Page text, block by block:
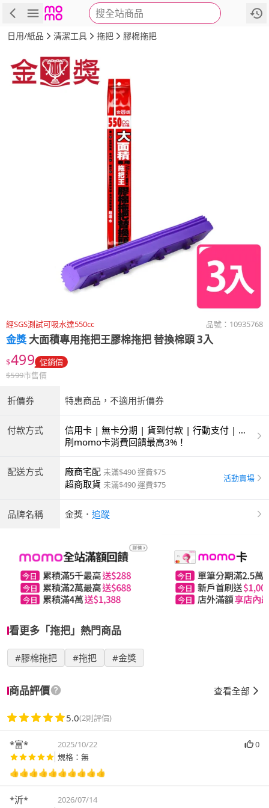
搜全站商品
商品 評價 詳情
日用/紙品 清潔工具 拖把 膠棉拖把
經SGS測試可吸水達550cc 品號： 10935768
金獎 大面積專用拖把王膠棉拖把 替換棉頭 3入
$499 促銷價
$599市售價
折價券 特惠商品，不適用折價券
付款方式
信用卡 | 無卡分期 | 貨到付款 | 行動支付 | 超
商付款 | ATM | 銀聯卡
刷momo卡消費回饋最高3%！
配送方式 廠商宅配 未滿$490 運費$75
超商取貨 未滿$490 運費$75
活動賣場
品牌名稱 金獎 ． 追蹤
看更多「拖把」熱門商品
#膠棉拖把 #拖把 #金獎
商品評價 查看全部
5.0(2則評價)
*富* 2025/10/22
0
規格：無
👍👍👍👍👍👍👍👍👍👍
*沂*
2026/07/14